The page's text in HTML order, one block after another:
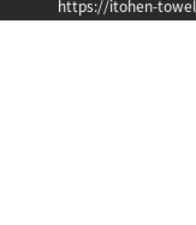
https://itohen-